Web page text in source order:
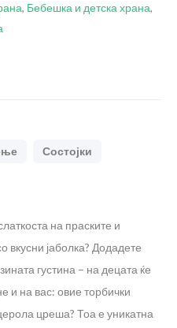
, Бебешка и детска храна,
Состојки
на праските и
вкусни јаболка? Додадете
густина – на децата ќе
и на вас: овие торбички
цреша? Тоа е уникатна